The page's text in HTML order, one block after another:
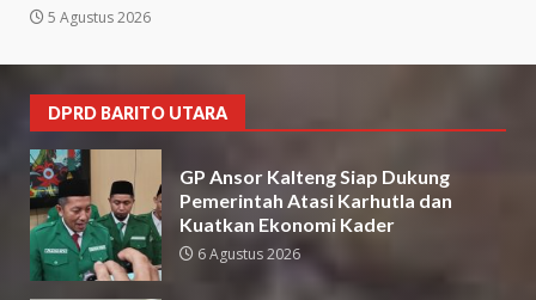
5 Agustus 2026
DPRD BARITO UTARA
GP Ansor Kalteng Siap Dukung
Pemerintah Atasi Karhutla dan
Kuatkan Ekonomi Kader
6 Agustus 2026